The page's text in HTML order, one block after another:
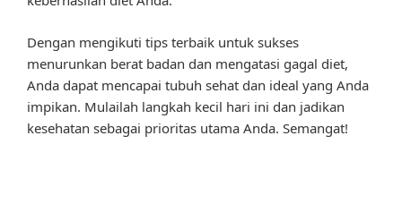
Dengan mengikuti tips terbaik untuk sukses
menurunkan berat badan dan mengatasi gagal diet,
Anda dapat mencapai tubuh sehat dan ideal yang Anda
impikan. Mulailah langkah kecil hari ini dan jadikan
kesehatan sebagai prioritas utama Anda. Semangat!